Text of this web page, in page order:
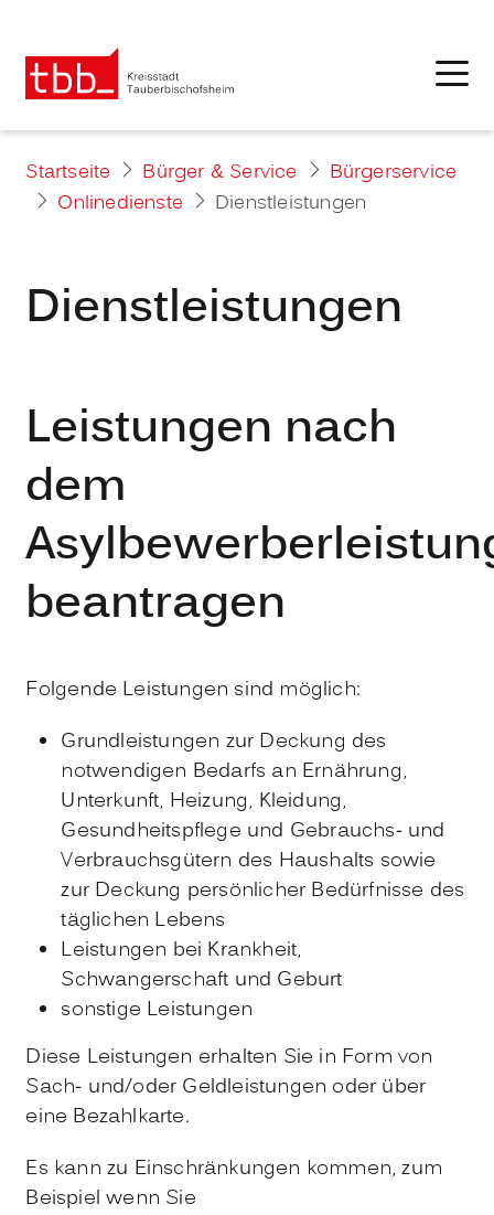
Startseite Bürger & Service
Bürgerservice
Onlinedienste
Dienstleistungen
Dienstleistungen
Leistungen nach
dem
beantragen
Folgende Leistungen sind möglich:
Grundleistungen zur Deckung des
notwendigen Bedarfs an Ernährung,
Unterkunft, Heizung, Kleidung,
Gesundheitspflege und Gebrauchs- und
Verbrauchsgütern des Haushalts sowie
zur Deckung persönlicher Bedürfnisse des
täglichen Lebens
Leistungen bei Krankheit,
Schwangerschaft und Geburt
sonstige Leistungen
Diese Leistungen erhalten Sie in Form von
Sach- und/oder Geldleistungen oder über
eine Bezahlkarte.
Es kann zu Einschränkungen kommen,zum
Beispielwenn Sie